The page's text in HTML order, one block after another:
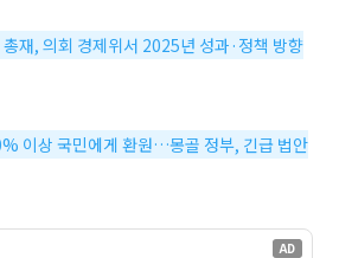
재, 의회 경제위서 2025년 성과·정책 방향
이상 국민에게 환원…몽골 정부, 긴급 법안
AD